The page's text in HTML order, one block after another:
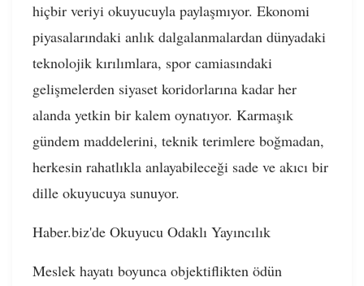
hiçbir veriyi okuyucuyla paylaşmıyor. Ekonomi
piyasalarındaki anlık dalgalanmalardan dünyadaki
teknolojik kırılımlara, spor camiasındaki
gelişmelerden siyaset koridorlarına kadar her
alanda yetkin bir kalem oynatıyor. Karmaşık
gündem maddelerini, teknik terimlere boğmadan,
herkesin rahatlıkla anlayabileceği sade ve akıcı bir
dille okuyucuya sunuyor.
Haber.biz'de Okuyucu Odaklı Yayıncılık
Meslek hayatı boyunca objektiflikten ödün